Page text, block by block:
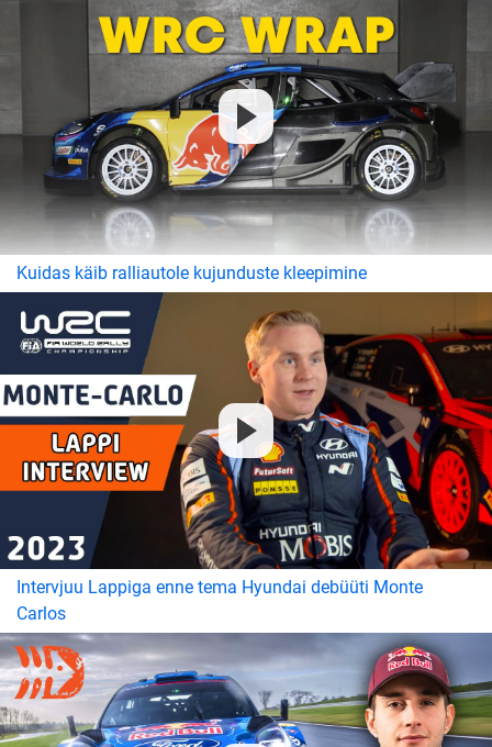
Kuidas käib ralliautole kujunduste kleepimine
Intervjuu Lappiga enne tema Hyundai debüüti Monte
Carlos